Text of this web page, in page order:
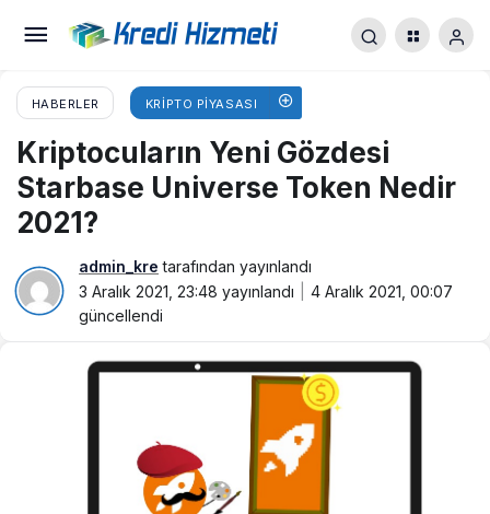
HABERLER KRIPTO PIYASASI
Kriptocuların Yeni Gözdesi
Starbase Universe Token Nedir
2021?
admin_kre tarafından yayınlandı
3 Aralık 2021, 23:48 yayınlandı
4 Aralık 2021, 00:07
güncellendi